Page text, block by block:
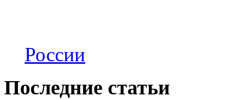
России
Последние статьи